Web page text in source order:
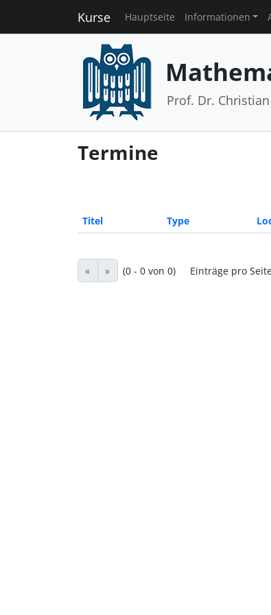
Kurse Hauptseite Informationen
Prof. Dr.
Termine
Titel Type
« » (0 - 0 von 0) Einträge pro